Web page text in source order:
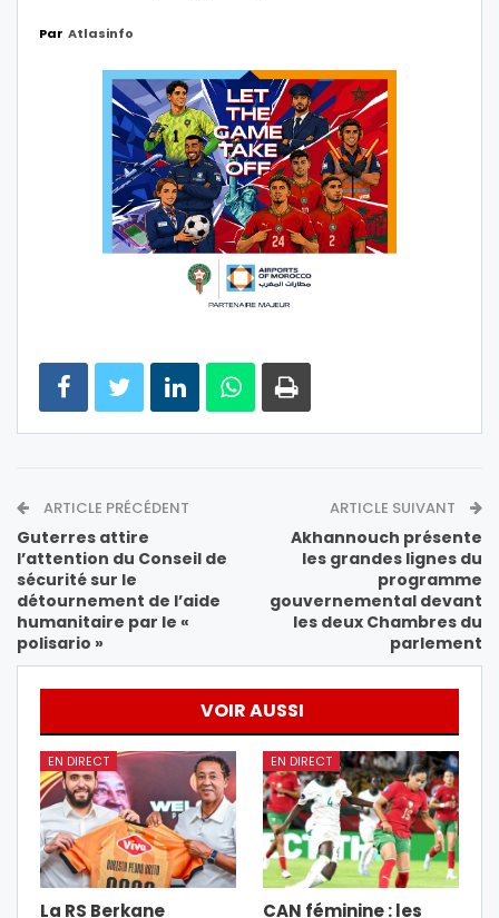
Par Atlasinfo
ARTICLE PRÉCÉDENT
Guterres attire
l’attention du Conseil de
sécurité sur le
détournement de l’aide
humanitaire par le «
polisario »
ARTICLE SUIVANT
Akhannouch présente
les grandes lignes du
programme
gouvernemental devant
les deux Chambres du
parlement
VOIR AUSSI
EN DIRECT
La RS Berkane
EN DIRECT
CAN féminine : les